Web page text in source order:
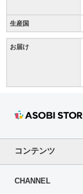
生産国
お届け
コンテンツ
CHANNEL